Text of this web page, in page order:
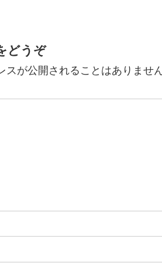
どうぞ
スが公開されることはありませ